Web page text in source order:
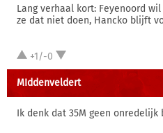
Lang verhaal kort: Feyenoord
ze dat niet doen, Hancko blijft
+1/-0
MIddenveldert
Ik denk dat 35M geen onredelijk